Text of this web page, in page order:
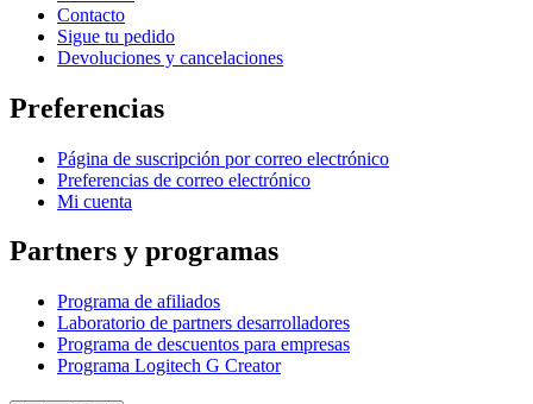
Contacto
Sigue tu pedido
Devoluciones y cancelaciones
Preferencias
Página de suscripción por correo electrónico
Preferencias de correo electrónico
Mi cuenta
Partners y programas
Programa de afiliados
Laboratorio de partners desarrolladores
Programa de descuentos para empresas
Programa Logitech G Creator